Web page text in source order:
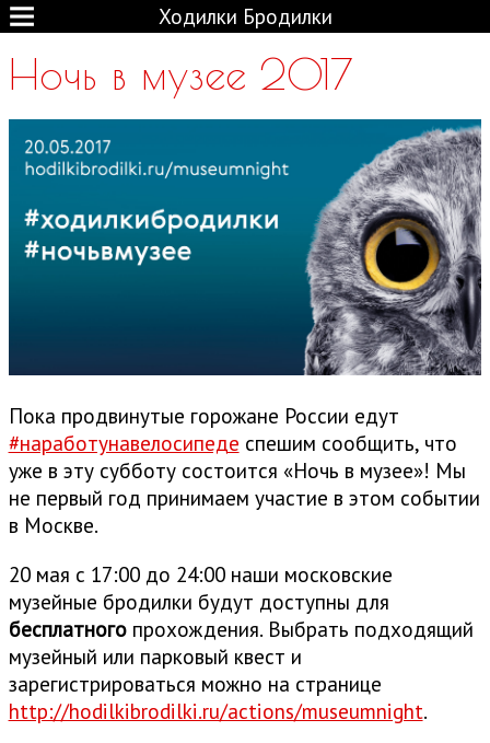
Ходилки Бродилки
Ночь в музее 2017
Пока продвинутые горожане России едут
#наработунавелосипеде спешим сообщить, что
уже в эту субботу состоится «Ночь в музее»! Мы
не первый год принимаем участие в этом событии
в Москве.
20 мая с 17:00 до 24:00 наши московские
музейные бродилки будут доступны для
бесплатногопрохождения. Выбрать подходящий
музейный или парковый квест и
зарегистрироваться можно на странице
http://hodilkibrodilki.ru/actions/museumnight.